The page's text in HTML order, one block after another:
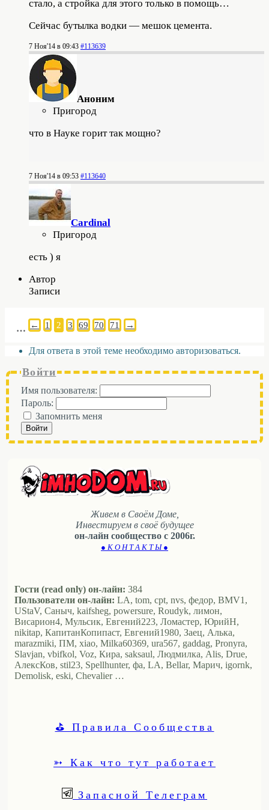
стало, а стройка для этого только в помощь…
Сейчас бутылка водки — мешок цемента.
7 Ноя'14 в 09:43 #113639
Аноним
Пригород
что в Науке горит так мощно?
7 Ноя'14 в 09:53 #113640
Cardinal
Пригород
есть ) я
Автор
Записи
← 1 2 3
… 69 70 71 →
Для ответа в этой теме необходимо авторизоваться.
Войти
Имя пользователя:
Пароль:
Запомнить меня
Войти
Живем в Своём Доме,
Инвестируем в своё будущее
он-лайн сообщество с 2006г.
● К О Н Т А К Т Ы ●
Гости (read only) он-лайн: 384
Пользователи он-лайн: LA, tom, cpt, nvs, федор, BMV1,
UStaV, Саныч, kaifsheg, powersure, Roudyk, лимон,
Висариoн4, Мульсик, Евгений223, Ломастер, ЮрийН,
nikitap, КапитанКопипаст, Евгений1980, Заец, Алька,
marazmiki, ПМ, xiao, Milka60369, ura567, gaddag, Pronyra,
Slavjan, vbifkol, Voz, Кира, saksaul, Людмилка, Alis, Drue,
АлексКов, stil23, Spellhunter, фа, LA, Bellar, Марич, igornk,
Demolisk, eski, Chevalier …
⛳ Правила Сообщества
➳ Как что тут работает
Запасной Телеграм